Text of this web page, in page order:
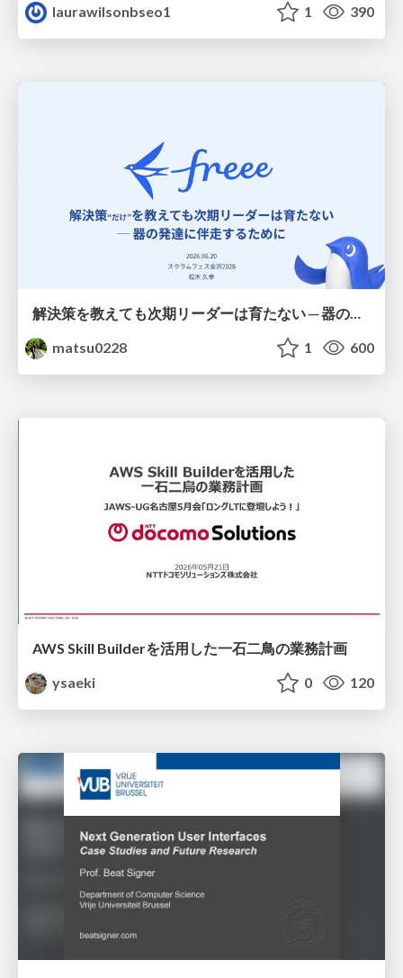
laurawilsonbseo1 1 390
matsu0228
1 600
AWS Skill Builderを活用した一石二鳥の業務計画
ysaeki
0 120